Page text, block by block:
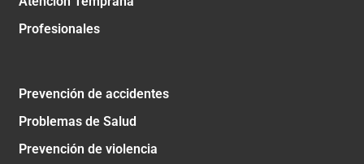
Profesionales
Prevención de accidentes
Problemas de Salud
Prevención de violencia